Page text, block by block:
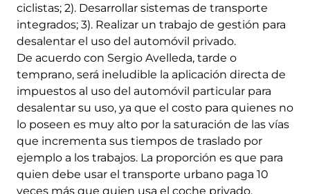
ciclistas; 2). Desarrollar sistemas de transporte
integrados; 3). Realizar un trabajo de gestión para
desalentar el uso del automóvil privado.
De acuerdo con Sergio Avelleda, tarde o
temprano, será ineludible la aplicación directa de
impuestos al uso del automóvil particular para
desalentar su uso, ya que el costo para quienes no
lo poseen es muy alto por la saturación de las vías
que incrementa sus tiempos de traslado por
ejemplo a los trabajos. La proporción es que para
quien debe usar el transporte urbano paga 10
veces más que quien usa el coche privado.